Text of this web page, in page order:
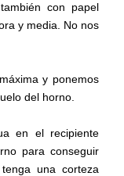
con papel
y media. No nos
y ponemos
del horno.
en el recipiente
para conseguir
una corteza